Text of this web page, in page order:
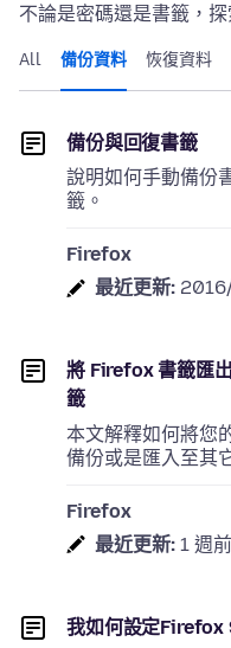
不論是密碼還是書籤，
All 備份資料 恢復資料
備份與回復書籤
說明如何手動備份
籤。
Firefox
最近更新:
將 Firefox 書籤匯
籤
本文解釋如何將您
備份或是匯入至其
Firefox
最近更新: 1 週前
我如何設定Firefox